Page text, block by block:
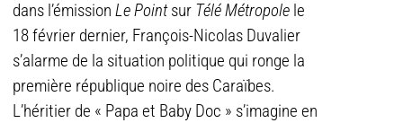
dans l’émission Le Pointsur Télé Métropole le
18 février dernier, François-Nicolas Duvalier
s’alarme de la situation politique qui ronge la
première république noire des Caraïbes.
L’héritier de « Papa et Baby Doc » s’imagine en